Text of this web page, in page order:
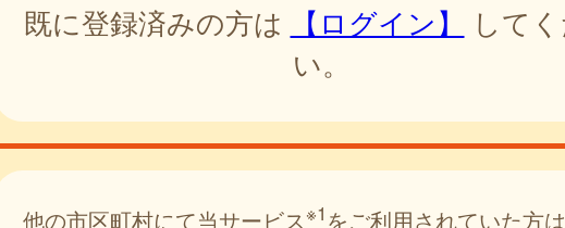
既に登録済みの方は 【ログイン】
して
い。
他の市区町村にて当サービス※1 をご利用されていた方